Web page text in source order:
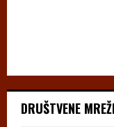
DRUŠTVENE